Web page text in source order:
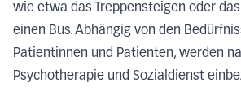
wie etwa das Treppensteigen oder
einen Bus. Abhängig von den
Patientinnen und Patienten, werden
Psychotherapie und Sozialdienst